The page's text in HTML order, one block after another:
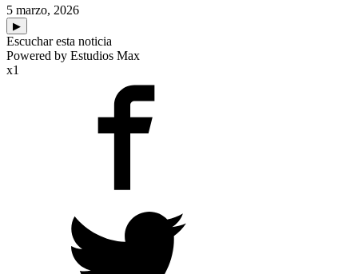
5 marzo, 2026
▶
Escuchar esta noticia
Powered by Estudios Max
x1